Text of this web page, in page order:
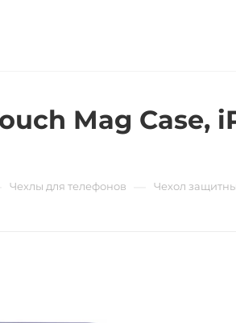
Mag Case,
Чехлы для телефонов Чехол